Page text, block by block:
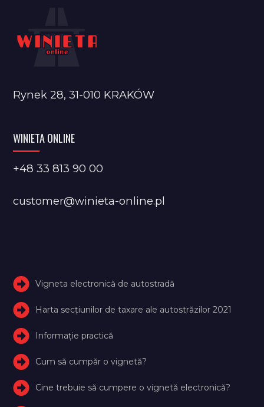
Rynek 28, 31-010 KRAKÓW
WINIETA ONLINE
+48 33 813 90 00
customer@winieta-online.pl
Vigneta electronică de autostradă
Harta secțiunilor de taxare ale autostrăzilor 2021
Informație practică
Cum să cumpăr o vignetă?
Cine trebuie să cumpere o vignetă electronică?